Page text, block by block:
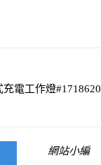
充電工作燈#1718620
網站小編